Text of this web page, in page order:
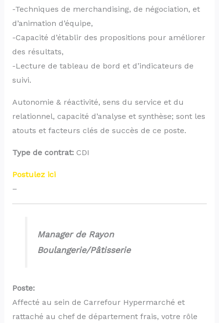
-Techniques de merchandising, de négociation, et
d’animation d’équipe,
-Capacité d’établir des propositions pour améliorer
des résultats,
-Lecture de tableau de bord et d’indicateurs de
suivi.
Autonomie & réactivité, sens du service et du
relationnel, capacité d’analyse et synthèse; sont les
atouts et facteurs clés de succès de ce poste.
Type de contrat:CDI
Postulez ici
–
Manager de Rayon
Boulangerie/Pâtisserie
Poste:
Affecté au sein de Carrefour Hypermarché et
rattaché au chef de département frais, votre rôle